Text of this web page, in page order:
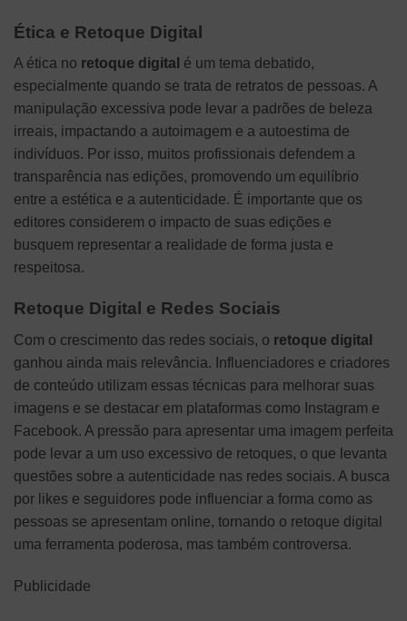
Ética e Retoque Digital
A ética no retoque digital é um tema debatido,
especialmente quando se trata de retratos de pessoas. A
manipulação excessiva pode levar a padrões de beleza
irreais, impactando a autoimagem e a autoestima de
indivíduos. Por isso, muitos profissionais defendem a
transparência nas edições, promovendo um equilíbrio
entre a estética e a autenticidade. É importante que os
editores considerem o impacto de suas edições e
busquem representar a realidade de forma justa e
respeitosa.
Retoque Digital e Redes Sociais
Com o crescimento das redes sociais, o retoque digital
ganhou ainda mais relevância. Influenciadores e criadores
de conteúdo utilizam essas técnicas para melhorar suas
imagens e se destacar em plataformas como Instagram e
Facebook. A pressão para apresentar uma imagem perfeita
pode levar a um uso excessivo de retoques, o que levanta
questões sobre a autenticidade nas redes sociais. A busca
por likes e seguidores pode influenciar a forma como as
pessoas se apresentam online, tornando o retoque digital
uma ferramenta poderosa, mas também controversa.
Publicidade